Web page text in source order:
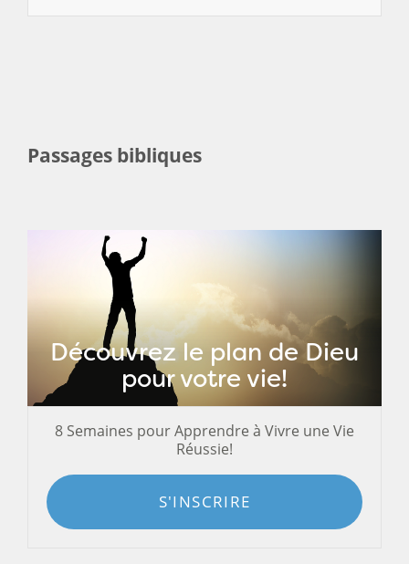
Passages bibliques
Découvrez le plan de Dieu
pour votre vie!
8 Semaines pour Apprendre à Vivre une Vie
Réussie!
S'INSCRIRE